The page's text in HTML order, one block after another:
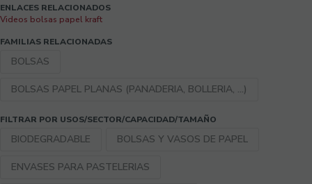
ENLACES RELACIONADOS
Videos bolsas papel kraft
FAMILIAS RELACIONADAS
BOLSAS
BOLSAS PAPEL PLANAS (PANADERIA, BOLLERIA, ...)
FILTRAR POR USOS/SECTOR/CAPACIDAD/TAMAÑO
BIODEGRADABLE BOLSAS Y VASOS DE PAPEL
ENVASES PARA PASTELERIAS